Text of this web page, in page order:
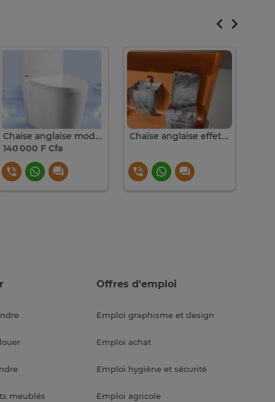
Chaise anglaise moderne
140 000 F Cfa
Chaise anglaise effet marbre design chic
meublés
Offres d'emploi
Emploi graphisme et design
Emploi achat
Emploi hygiène et sécurité
Emploi agricole